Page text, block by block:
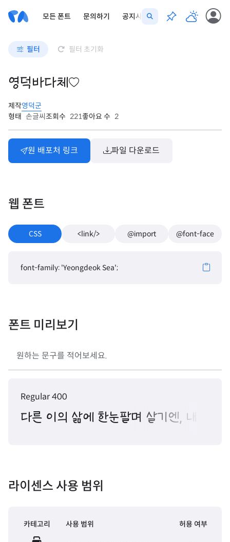
모든 폰트 문의하기 공지사항
필터 필터 초기화
영덕바다체
제작영덕군
형태 손글씨조회수 221좋아요 수 2
원 배포처 링크 파일 다운로드
웹 폰트
CSS <link/> @import @font-face
font-family: 'Yeongdeok Sea';
폰트 미리보기
Regular 400
다른 이의 삶에 한눈팔며 살기엔, 내 인생
라이센스 사용 범위
카테고리 사용 범위 허용 여부